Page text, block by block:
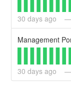
30 days ago
30 days ago